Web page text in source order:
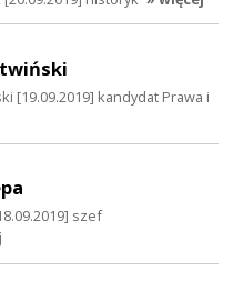
[19.09.2019] kandydat Prawa i
szef